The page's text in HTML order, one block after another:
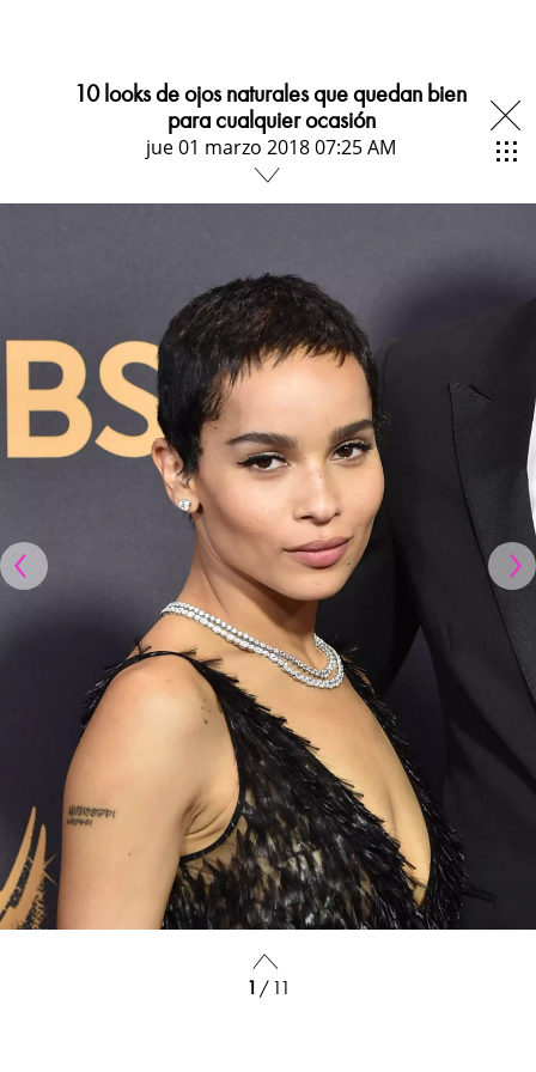
10 looks de ojos naturales que quedan bien
para cualquier ocasión
jue 01 marzo 2018 07:25 AM
1 / 11